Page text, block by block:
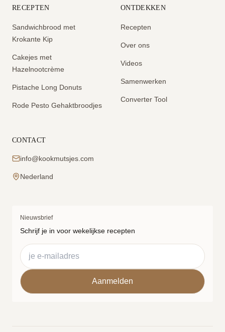
RECEPTEN
Sandwichbrood met
Krokante Kip
Cakejes met
Hazelnootcrème
Pistache Long Donuts
Rode Pesto Gehaktbroodjes
ONTDEKKEN
Recepten
Over ons
Videos
Samenwerken
Converter Tool
CONTACT
info@kookmutsjes.com
Nederland
Nieuwsbrief
Schrijf je in voor wekelijkse recepten